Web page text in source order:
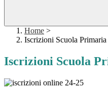
Home >
Iscrizioni Scuola Primaria
Iscrizioni Scuola